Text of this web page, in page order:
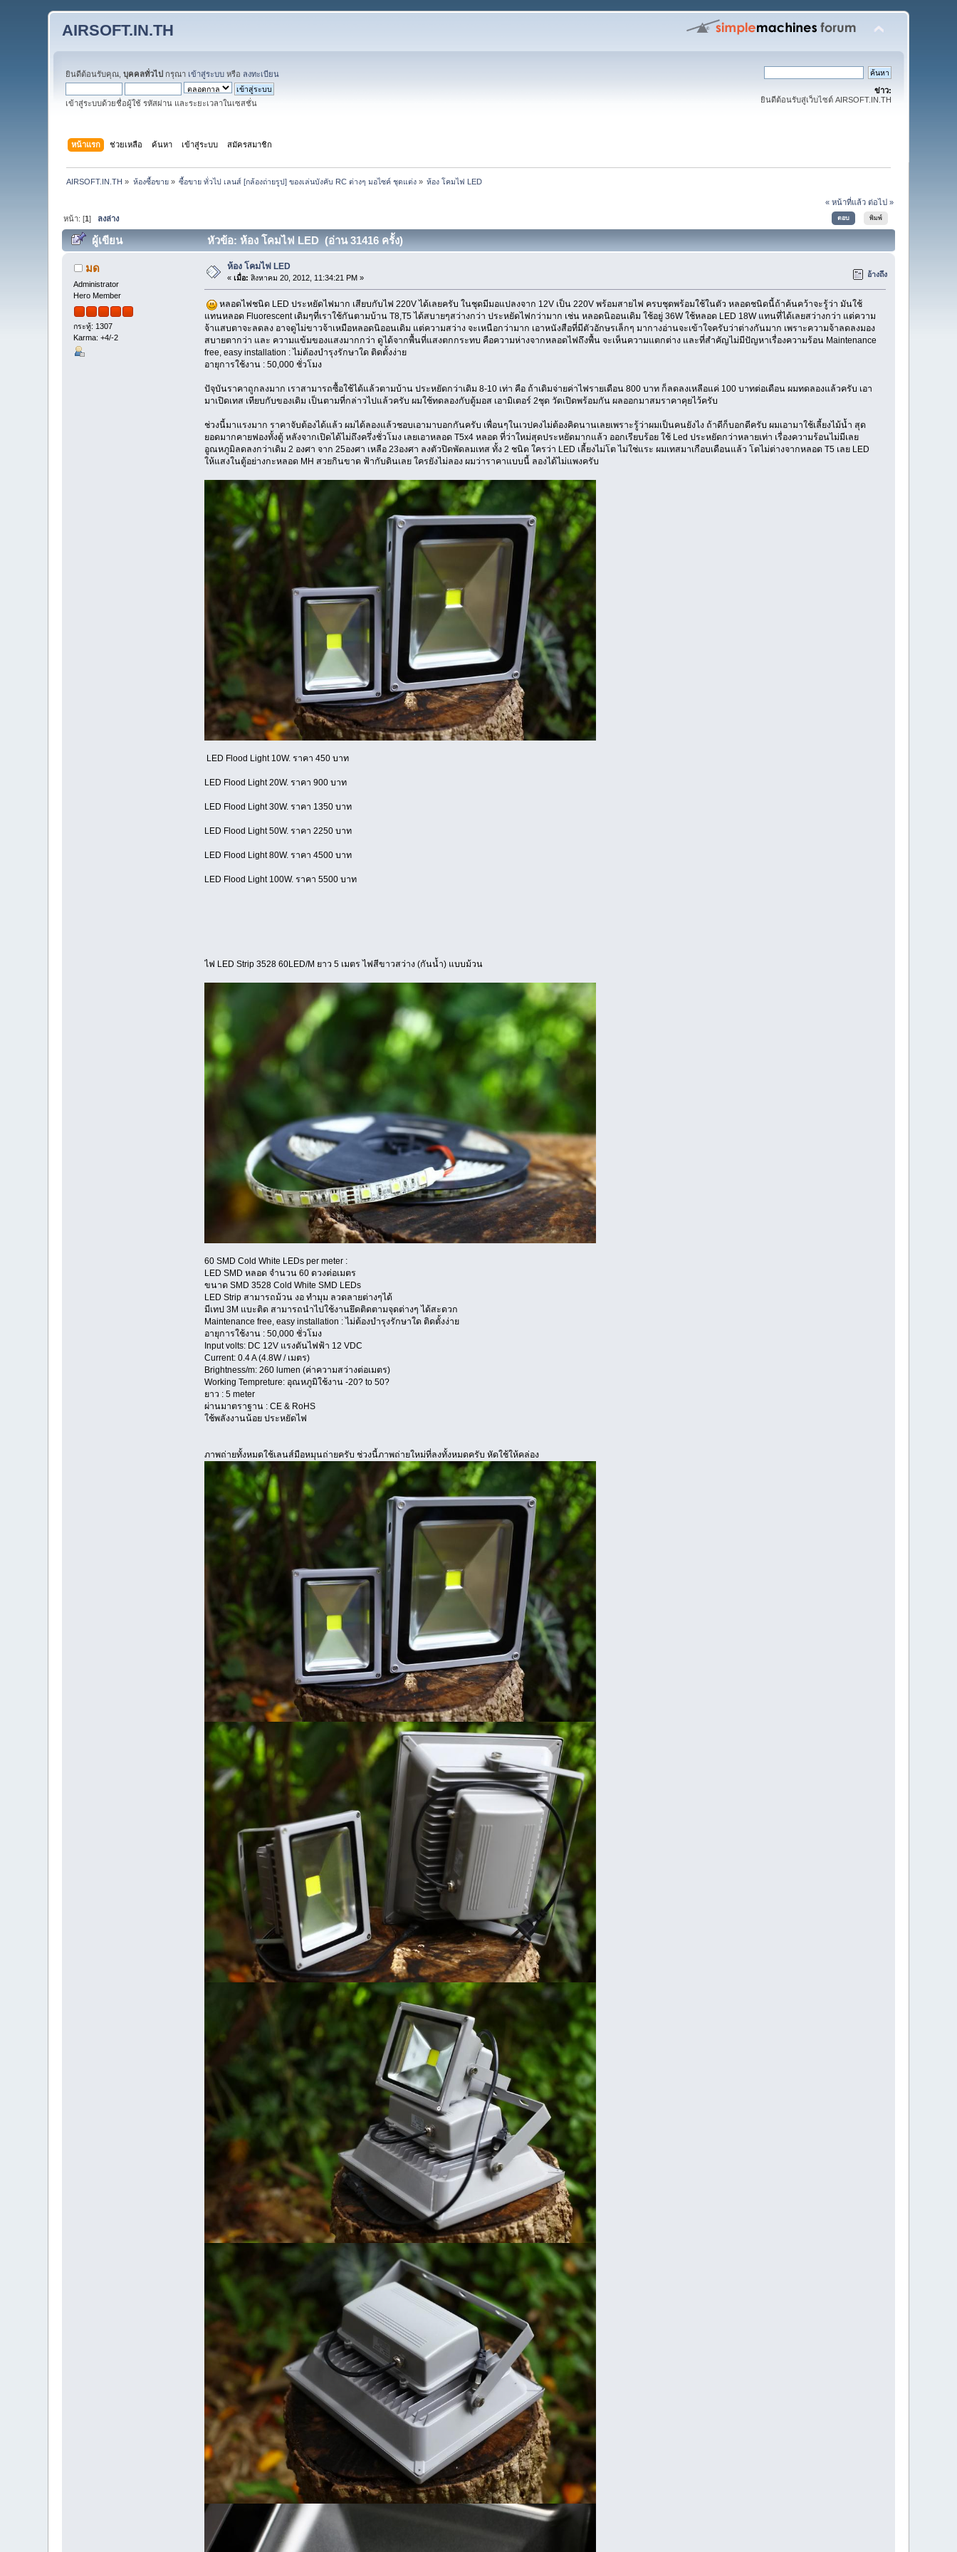
AIRSOFT.IN.TH
ยินดีต้อนรับคุณ,บุคคลทั่วไป กรุณา เข้าสู่ระบบ หรือ ลงทะเบียน
เข้าสู่ระบบด้วยชื่อผู้ใช้ รหัสผ่าน และระยะเวลาในเซสชั่น
ข่าว:
ยินดีต้อนรับสู่เว็บไซต์ AIRSOFT.IN.TH
หน้าแรก ช่วยเหลือ ค้นหา เข้าสู่ระบบ สมัครสมาชิก
AIRSOFT.IN.TH » ห้องซื้อขาย» ซื้อขาย ทั่วไป เลนส์ [กล้องถ่ายรูป] ของเล่นบังคับ RC ต่างๆ มอไซค์ ชุดแต่ง » ห้อง โคมไฟ LED
« หน้าที่แล้ว ต่อไป »
ตอบ พิมพ์
หน้า: [1] ลงล่าง
ผู้เขียน หัวข้อ: ห้อง โคมไฟ LED (อ่าน 31416 ครั้ง)
มด
Administrator
Hero Member
กระทู้: 1307
Karma: +4/-2
ห้อง โคมไฟ LED
«เมื่อ: สิงหาคม 20, 2012, 11:34:21 PM » อ้างถึง
หลอดไฟชนิด LED ประหยัดไฟมาก เสียบกับไฟ 220V ได้เลยครับ ในชุดมีมอแปลงจาก 12V เป็น 220V พร้อมสายไฟ ครบชุดพร้อมใช้ในตัว หลอดชนิดนี้ถ้าค้นคว้าจะรู้ว่า มันใช้
แทนหลอด Fluorescent เดิมๆที่เราใช้กันตามบ้าน T8,T5 ได้สบายๆสว่างกว่า ประหยัดไฟกว่ามาก เช่น หลอดนิออนเดิม ใช้อยู่ 36W ใช้หลอด LED 18W แทนที่ได้เลยสว่างกว่า แต่ความ
จ้าแสบตาจะลดลง อาจดูไม่ขาวจ้าเหมือหลอดนิออนเดิม แต่ความสว่าง จะเหนือกว่ามาก เอาหนังสือที่มีตัวอักษรเล็กๆ มากางอ่านจะเข้าใจครับว่าต่างกันมาก เพราะความจ้าลดลงมอง
สบายตากว่า และ ความแข้มของแสงมากกว่า ดูได้จากพื้นที่แสงตกกระทบ คือความห่างจากหลอดไฟถึงพื้น จะเห็นความแตกต่าง และที่สำคัญไม่มีปัญหาเรื่องความร้อน Maintenance
free, easy installation : ไม่ต้องบำรุงรักษาใด ติดตั้งง่าย
อายุการใช้งาน : 50,000 ชั่วโมง
ปัจุบันราคาถูกลงมาก เราสามารถซื้อใช้ได้แล้วตามบ้าน ประหยัดกว่าเดิม 8-10 เท่า คือ ถ้าเดิมจ่ายค่าไฟรายเดือน 800 บาท ก็ลดลงเหลือแค่ 100 บาทต่อเดือน ผมทดลองแล้วครับ เอา
มาเปิดเทส เทียบกับของเดิม เป็นตามที่กล่าวไปแล้วครับ ผมใช้ทดลองกับตู้มอส เอามิเตอร์ 2ชุด วัดเปิดพร้อมกัน ผลออกมาสมราคาคุยไว้ครับ
ช่วงนี้มาแรงมาก ราคาจับต้องได้แล้ว ผมได้ลองแล้วชอบเอามาบอกกันครับ เพื่อนๆในเวปคงไม่ต้องคิดนานเลยเพราะรู้ว่าผมเป็นคนยังไง ถ้าดีก็บอกดีครับ ผมเอามาใช้เลี้ยงไม้น้ำ สุด
ยอดมากคายฟองทั้งตู้ หลังจากเปิดได้ไม่ถึงครึ่งชั่วโมง เลยเอาหลอด T5x4 หลอด ที่ว่าใหม่สุดประหยัดมากแล้ว ออกเรียบร้อย ใช้ Led ประหยัดกว่าหลายเท่า เรื่องความร้อนไม่มีเลย
อูณหภูมิลดลงกว่าเดิม 2 องศา จาก 25องศา เหลือ 23องศา ลงตัวปิดพัดลมเทส ทั้ง 2 ชนิด ใครว่า LED เลี้ยงไม่โต ไม่ใช่แระ ผมเทสมาเกือบเดือนแล้ว โตไม่ต่างจากหลอด T5 เลย LED
ให้แสงในตู้อย่างกะหลอด MH สวยกินขาด ฟ้ากับดินเลย ใครยังไม่ลอง ผมว่าราคาแบบนี้ ลองได้ไม่แพงครับ
LED Flood Light 10W. ราคา 450 บาท
LED Flood Light 20W. ราคา 900 บาท
LED Flood Light 30W. ราคา 1350 บาท
LED Flood Light 50W. ราคา 2250 บาท
LED Flood Light 80W. ราคา 4500 บาท
LED Flood Light 100W. ราคา 5500 บาท
ไฟ LED Strip 3528 60LED/M ยาว 5 เมตร ไฟสีขาวสว่าง (กันน้ำ) แบบม้วน
60 SMD Cold White LEDs per meter :
LED SMD หลอด จำนวน 60 ดวงต่อเมตร
ขนาด SMD 3528 Cold White SMD LEDs
LED Strip สามารถม้วน งอ ทำมุม ลวดลายต่างๆได้
มีเทป 3M แบะติด สามารถนำไปใช้งานยึดติดตามจุดต่างๆ ได้สะดวก
Maintenance free, easy installation : ไม่ต้องบำรุงรักษาใด ติดตั้งง่าย
อายุการใช้งาน : 50,000 ชั่วโมง
Input volts: DC 12V แรงดันไฟฟ้า 12 VDC
Current: 0.4 A (4.8W / เมตร)
Brightness/m: 260 lumen (ค่าความสว่างต่อเมตร)
Working Tempreture: อุณหภูมิใช้งาน -20? to 50?
ยาว : 5 meter
ผ่านมาตราฐาน : CE & RoHS
ใช้พลังงานน้อย ประหยัดไฟ
ภาพถ่ายทั้งหมดใช้เลนส์มือหมุนถ่ายครับ ช่วงนี้ภาพถ่ายใหม่ที่ลงทั้งหมดครับ หัดใช้ให้คล่อง